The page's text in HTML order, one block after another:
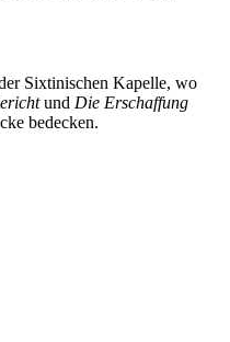
Sixtinischen Kapelle, wo
und Die Erschaffung
bedecken.